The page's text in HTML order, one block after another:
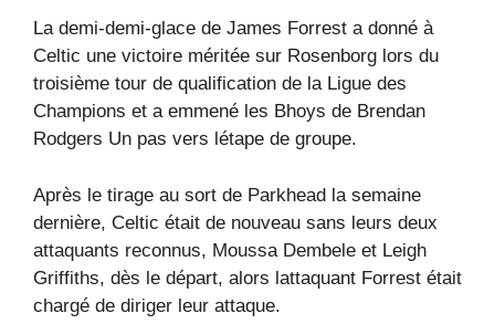
La demi-demi-glace de James Forrest a donné à
Celtic une victoire méritée sur Rosenborg lors du
troisième tour de qualification de la Ligue des
Champions et a emmené les Bhoys de Brendan
Rodgers Un pas vers létape de groupe.
Après le tirage au sort de Parkhead la semaine
dernière, Celtic était de nouveau sans leurs deux
attaquants reconnus, Moussa Dembele et Leigh
Griffiths, dès le départ, alors lattaquant Forrest était
chargé de diriger leur attaque.